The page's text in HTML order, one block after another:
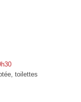
toilettes